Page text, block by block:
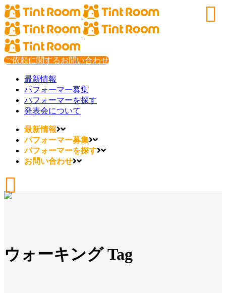
ご依頼に関するお問い合わせ
最新情報
パフォーマー募集
パフォーマーを探す
発表会について
最新情報
パフォーマー募集
パフォーマーを探す
お問い合わせ
ウォーキング Tag